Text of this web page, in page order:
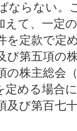
ならない。
えて、一定
を定款で定
第五項の
株主総会
定める場合
び第百七